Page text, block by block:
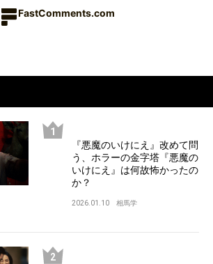
FastComments.com
『悪魔のいけにえ』改めて問
う、ホラーの金字塔『悪魔の
いけにえ』は何故怖かったの
か？
2026.01.10 相馬学